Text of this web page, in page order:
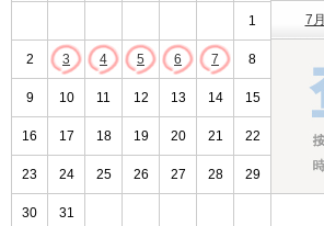
1
2 3 4 5 6 7 8
9 10 11 12 13 14 15
16 17 18 19 20 21 22
23 24 25 26 27 28 29
30 31
7月